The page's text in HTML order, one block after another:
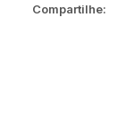
Compartilhe: